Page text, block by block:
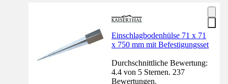
Einschlagbodenhülse 71 x 71
x 750 mm mit Befestigungsset
Durchschnittliche Bewertung:
4.4 von 5 Sternen. 237
Bewertungen.